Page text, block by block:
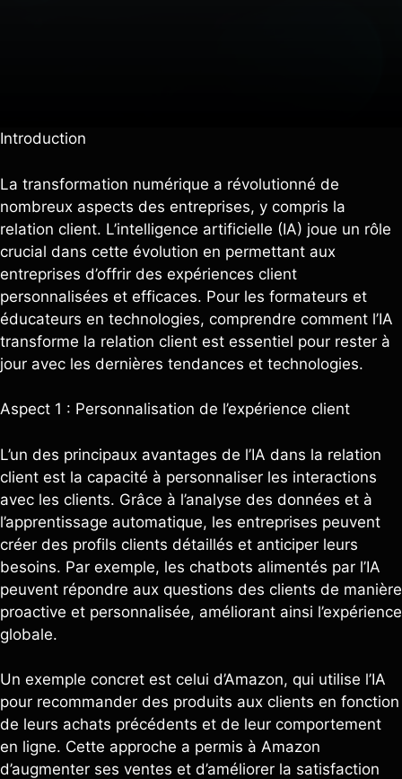
Introduction
La transformation numérique a révolutionné de
nombreux aspects des entreprises, y compris la
relation client. L’intelligence artificielle (IA) joue un rôle
crucial dans cette évolution en permettant aux
entreprises d’offrir des expériences client
personnalisées et efficaces. Pour les formateurs et
éducateurs en technologies, comprendre comment l’IA
transforme la relation client est essentiel pour rester à
jour avec les dernières tendances et technologies.
Aspect 1 : Personnalisation de l’expérience client
L’un des principaux avantages de l’IA dans la relation
client est la capacité à personnaliser les interactions
avec les clients. Grâce à l’analyse des données et à
l’apprentissage automatique, les entreprises peuvent
créer des profils clients détaillés et anticiper leurs
besoins. Par exemple, les chatbots alimentés par l’IA
peuvent répondre aux questions des clients de manière
proactive et personnalisée, améliorant ainsi l’expérience
globale.
Un exemple concret est celui d’Amazon, qui utilise l’IA
pour recommander des produits aux clients en fonction
de leurs achats précédents et de leur comportement
en ligne. Cette approche a permis à Amazon
d’augmenter ses ventes et d’améliorer la satisfaction